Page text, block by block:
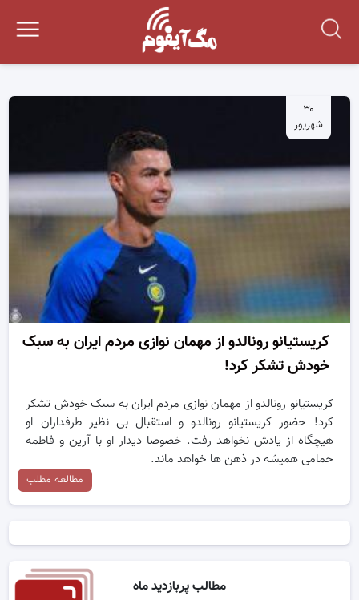
۳۰
شهریور
کریستیانو رونالدو از مهمان نوازی مردم ایران به سبک
خودش تشکر کرد!
کریستیانو رونالدو از مهمان نوازی مردم ایران به سبک خودش تشکر
کرد! حضور کریستیانو رونالدو و استقبال بی نظیر طرفداران او
هیچگاه از یادش نخواهد رفت. خصوصا دیدار او با آرین و فاطمه
حمامی همیشه در ذهن ها خواهد ماند.
مطالعه مطلب
مطالب پربازدید ماه